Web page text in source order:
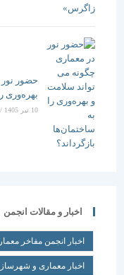
حضور نور در
بهره‌وری را به
/ ۰ دیدگاه
اخبار و مقالات انجمن
اخبار انجمن مفاخر معماری ایران
اخبار معماری و شهرسازی(540)